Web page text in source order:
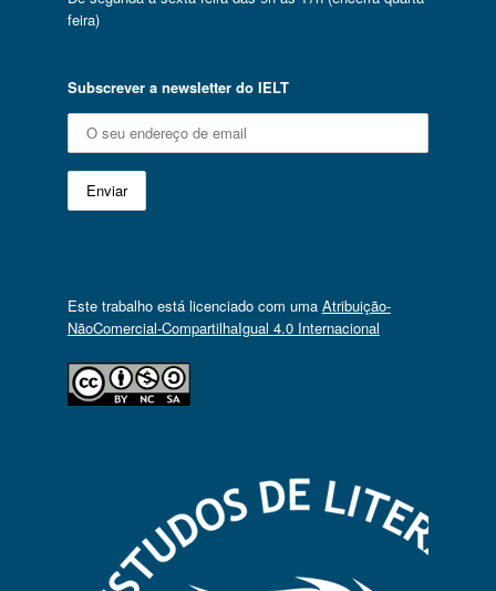
feira)
Subscrever a newsletter do IELT
Este trabalho está licenciado com uma Atribuição-
NãoComercial-CompartilhaIgual 4.0 Internacional